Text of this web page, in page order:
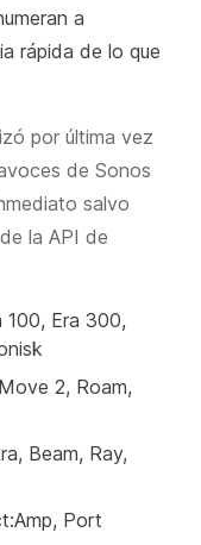
a
rápida de lo que
por última vez
de Sonos
salvo
la API de
100, Era 300,
2, Roam,
Beam, Ray,
Port